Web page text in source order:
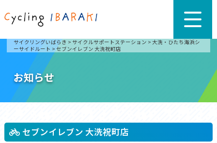
サイクリングいばらき > サイクルサポートステーション > 大洗・ひたち海浜シ
ーサイドルート > セブンイレブン 大洗祝町店
お知らせ
セブンイレブン 大洗祝町店